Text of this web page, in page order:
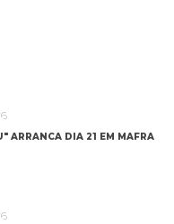
ARRANCA DIA 21 EM MAFRA